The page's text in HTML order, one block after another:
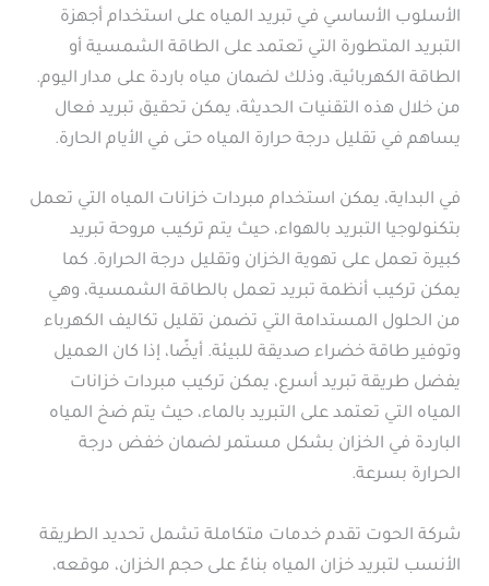
الأسلوب الأساسي في تبريد المياه على استخدام أجهزة
التبريد المتطورة التي تعتمد على الطاقة الشمسية أو
الطاقة الكهربائية، وذلك لضمان مياه باردة على مدار اليوم.
من خلال هذه التقنيات الحديثة، يمكن تحقيق تبريد فعال
يساهم في تقليل درجة حرارة المياه حتى في الأيام الحارة.
في البداية، يمكن استخدام مبردات خزانات المياه التي تعمل
بتكنولوجيا التبريد بالهواء، حيث يتم تركيب مروحة تبريد
كبيرة تعمل على تهوية الخزان وتقليل درجة الحرارة. كما
يمكن تركيب أنظمة تبريد تعمل بالطاقة الشمسية، وهي
من الحلول المستدامة التي تضمن تقليل تكاليف الكهرباء
وتوفير طاقة خضراء صديقة للبيئة. أيضًا، إذا كان العميل
يفضل طريقة تبريد أسرع، يمكن تركيب مبردات خزانات
المياه التي تعتمد على التبريد بالماء، حيث يتم ضخ المياه
الباردة في الخزان بشكل مستمر لضمان خفض درجة
الحرارة بسرعة.
شركة الحوت تقدم خدمات متكاملة تشمل تحديد الطريقة
الأنسب لتبريد خزان المياه بناءً على حجم الخزان، موقعه،